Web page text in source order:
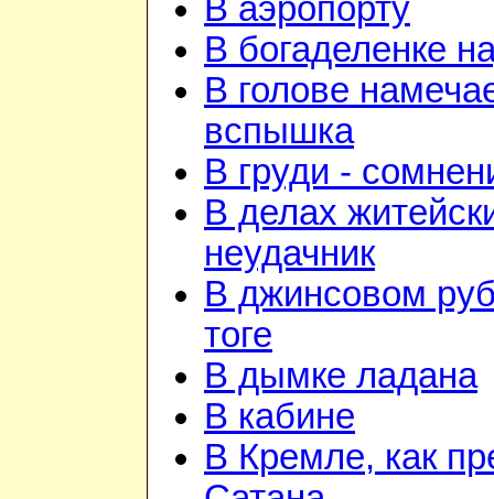
В аэропорту
В богаделенке
В голове
вспышка
В груди -
В делах
неудачник
В джинсовом
тоге
В дымке ладана
В кабине
В Кремле, как